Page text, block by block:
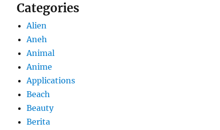
Categories
Alien
Aneh
Animal
Anime
Applications
Beach
Beauty
Berita